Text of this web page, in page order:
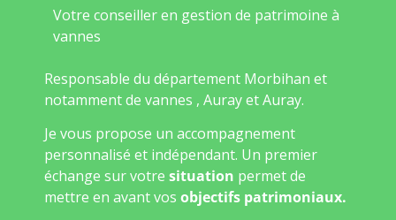
Votre conseiller en gestion de patrimoine à
vannes
Responsable du département Morbihan et
notamment de vannes , Auray et Auray.
Je vous propose un accompagnement
personnalisé et indépendant. Un premier
échange sur votre situation permet de
mettre en avant vos objectifs patrimoniaux.